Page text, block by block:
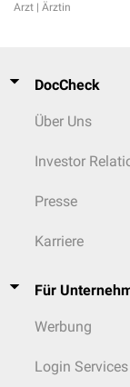
Arzt | Ärztin
DocCheck
Über Uns
Investor
Presse
Karriere
Für
Werbung
Login Services